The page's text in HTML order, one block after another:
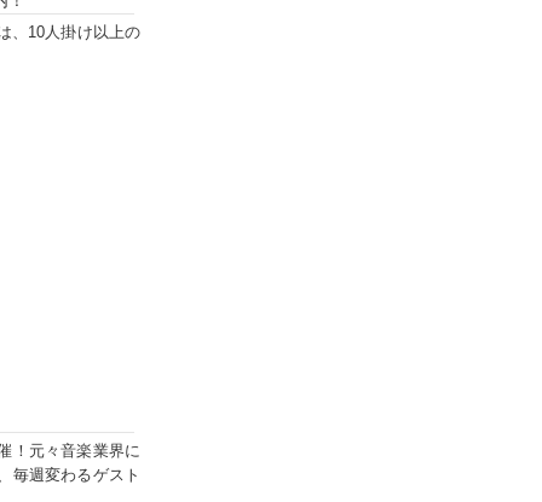
、10人掛け以上の
！元々音楽業界に
毎週変わるゲスト